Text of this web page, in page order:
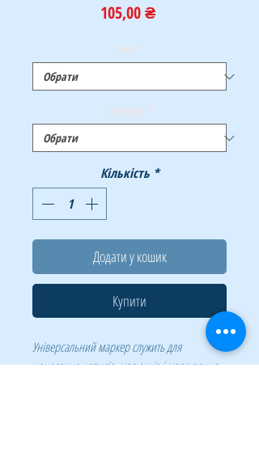
105,00 ₴Ціна
Тип *
Бренди *
Кількість *
Додати у кошик
Купити
Універсальний маркер служить для
нанесення написів, малюнків і маркування